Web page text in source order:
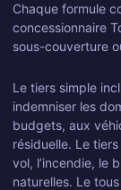
Chaque formule
concessionnaire
sous-couverture
Le tiers simple
indemniser les
budgets, aux
résiduelle. Le
vol, l’incendie, le
naturelles. Le